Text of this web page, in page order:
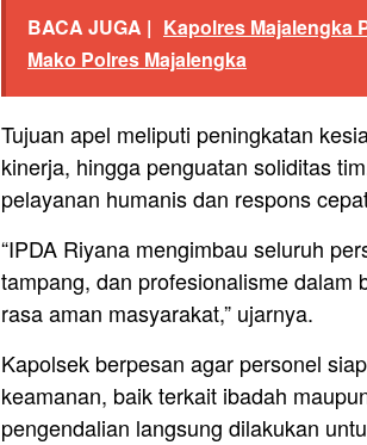
BACA JUGA | Kapolres Majalengka
Mako Polres Majalengka
Tujuan apel meliputi peningkatan
kinerja, hingga penguatan soliditas
pelayanan humanis dan respons
“IPDA Riyana mengimbau seluruh
tampang, dan profesionalisme dalam
rasa aman masyarakat,” ujarnya.
Kapolsek berpesan agar personel
keamanan, baik terkait ibadah
pengendalian langsung dilakukan